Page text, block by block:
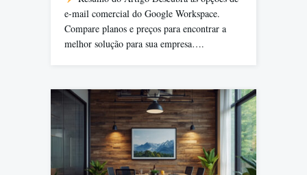
e-mail comercial do Google Workspace.
Compare planos e preços para encontrar a
melhor solução para sua empresa….